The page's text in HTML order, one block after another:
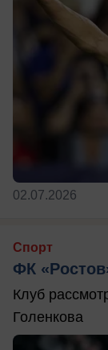
02.07.2026
Спорт
ФК
Клуб
Голенкова